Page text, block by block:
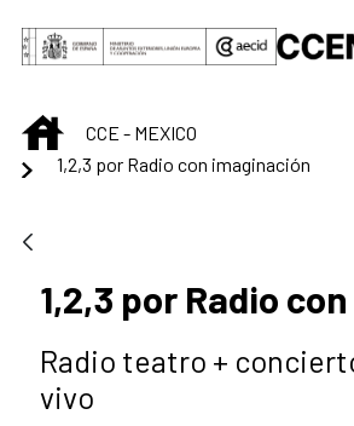
Saltar al contenido principal
INICIOCCE - MEXICO
1,2,3 por Radio con imaginación
1,2,3 por Radio
Radio teatro +
vivo